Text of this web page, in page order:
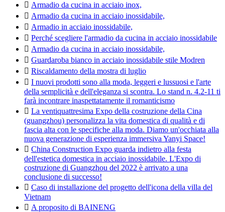
 Armadio da cucina in acciaio inox,
 Armadio da cucina in acciaio inossidabile,
 Armadio in acciaio inossidabile,
 Perché scegliere l'armadio da cucina in acciaio inossidabile
 Armadio da cucina in acciaio inossidabile,
 Guardaroba bianco in acciaio inossidabile stile Modren
 Riscaldamento della mostra di luglio
 I nuovi prodotti sono alla moda, leggeri e lussuosi e l'arte
della semplicità e dell'eleganza si scontra. Lo stand n. 4.2-11 ti
farà incontrare inaspettatamente il romanticismo
 La ventiquattresima Expo della costruzione della Cina
(guangzhou) personalizza la vita domestica di qualità e di
fascia alta con le specifiche alla moda. Diamo un'occhiata alla
nuova generazione di esperienza immersiva Yanyi Space!
 China Construction Expo guarda indietro alla festa
dell'estetica domestica in acciaio inossidabile. L'Expo di
costruzione di Guangzhou del 2022 è arrivato a una
conclusione di successo!
 Caso di installazione del progetto dell'icona della villa del
Vietnam
 A proposito di BAINENG